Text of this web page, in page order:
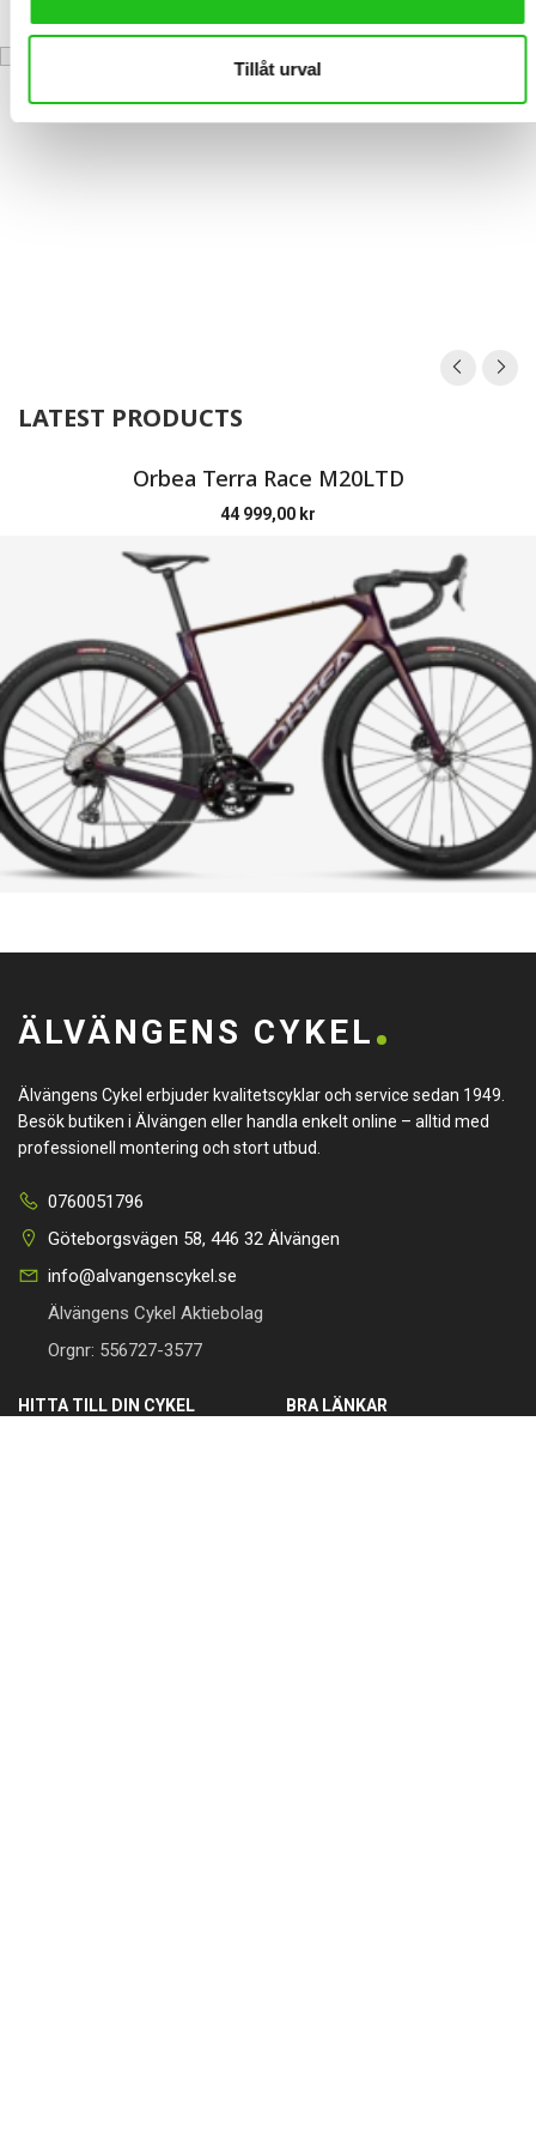
Tillåt urval
46 999,00kr
LATEST PRODUCTS
Orbea Terra Race M20LTD
44 999,00 kr
ÄLVÄNGENS CYKEL
Älvängens Cykel erbjuder kvalitetscyklar och service sedan 1949.
Besök butiken i Älvängen eller handla enkelt online – alltid med
professionell montering och stort utbud.
0760051796
Göteborgsvägen 58, 446 32 Älvängen
info@alvangenscykel.se
Älvängens Cykel Aktiebolag
Orgnr: 556727-3577
HITTA TILL DIN CYKEL BRA LÄNKAR